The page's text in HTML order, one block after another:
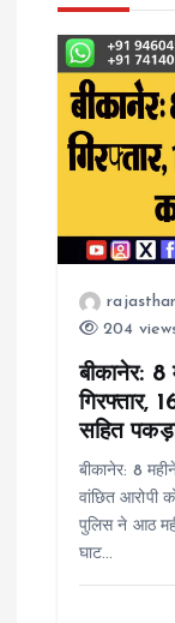
v
g
t
204
बीकानेर: 8
गिरफ्तार,
सहित
बीकानेर: 8
वांछित आरोपी
पुलिस ने आठ
घाट…